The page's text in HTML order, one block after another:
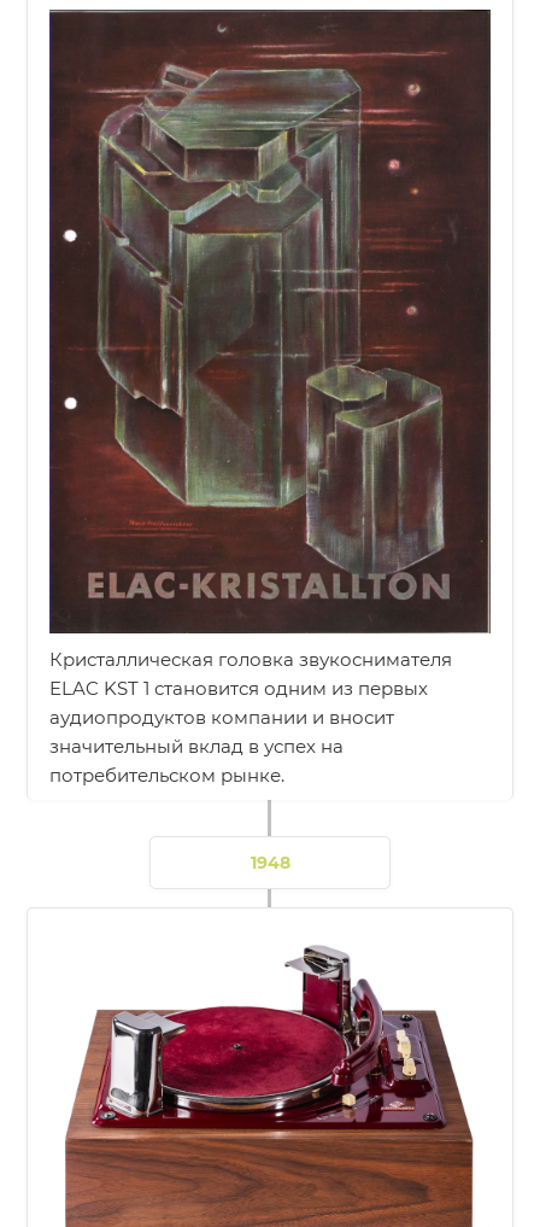
Кристаллическая головка звукоснимателя
ELAC KST 1 становится одним из первых
аудиопродуктов компании и вносит
значительный вклад в успех на
потребительском рынке.
1948